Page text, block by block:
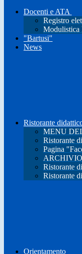
Docenti e ATA
Registro
Modulistica
"Bartusi"
News
Ristorante
MENU
Ristorante
Pagina
ARCHIVIO
Ristorante
Ristorante
Orientamento